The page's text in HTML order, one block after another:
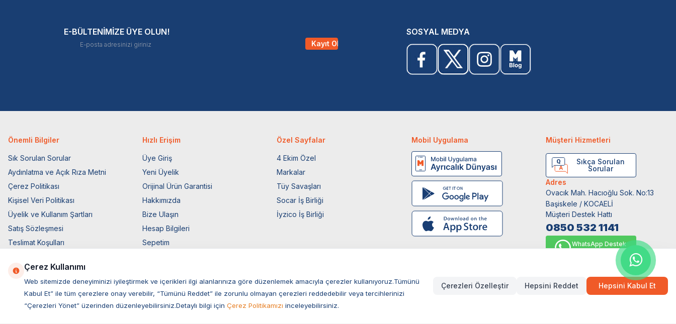
E-BÜLTENİMİZE ÜYE OLUN!
Kayıt Ol
SOSYAL MEDYA
Önemli Bilgiler
Sık Sorulan Sorular
Aydınlatma ve Açık Rıza Metni
Çerez Politikası
Kişisel Veri Politikası
Üyelik ve Kullanım Şartları
Satış Sözleşmesi
Teslimat Koşulları
Elektronik İleti Aydınlatma Metni
Hızlı Erişim
Üye Giriş
Yeni Üyelik
Orijinal Ürün Garantisi
Hakkımızda
Bize Ulaşın
Hesap Bilgileri
Sepetim
Özel Sayfalar
4 Ekim Özel
Markalar
Tüy Savaşları
Socar İş Birliği
İyzico İş Birliği
Mobil Uygulama Müşteri Hizmetleri
Sıkça Sorulan
Sorular
Adres
Ovacık Mah. Hacıoğlu Sok. No:13
Başiskele / KOCAELİ
Müşteri Destek Hattı
0850 532 1141
WhatsApp Destek
0554 871 66 20
Çerez Kullanımı
Web sitemizde deneyiminizi iyileştirmek ve içerikleri ilgi alanlarınıza göre düzenlemek amacıyla çerezler kullanıyoruz.Tümünü
Kabul Et” ile tüm çerezlere onay verebilir, “Tümünü Reddet” ile zorunlu olmayan çerezleri reddedebilir veya tercihlerinizi
“Çerezleri Yönet” üzerinden düzenleyebilirsiniz.Detaylı bilgi için Çerez Politikamızı inceleyebilirsiniz.
Çerezleri Özelleştir Hepsini Reddet Hepsini Kabul Et